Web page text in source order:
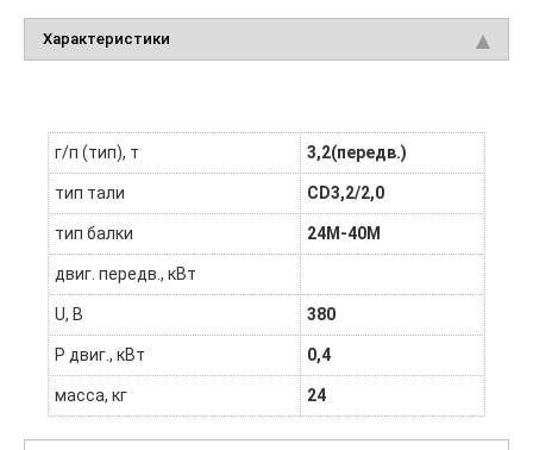
Характеристики
г/п (тип), т 3,2(передв.)
тип тали CD3,2/2,0
тип балки 24М-40М
двиг. передв., кВт
U, В 380
P двиг., кВт 0,4
масса, кг 24